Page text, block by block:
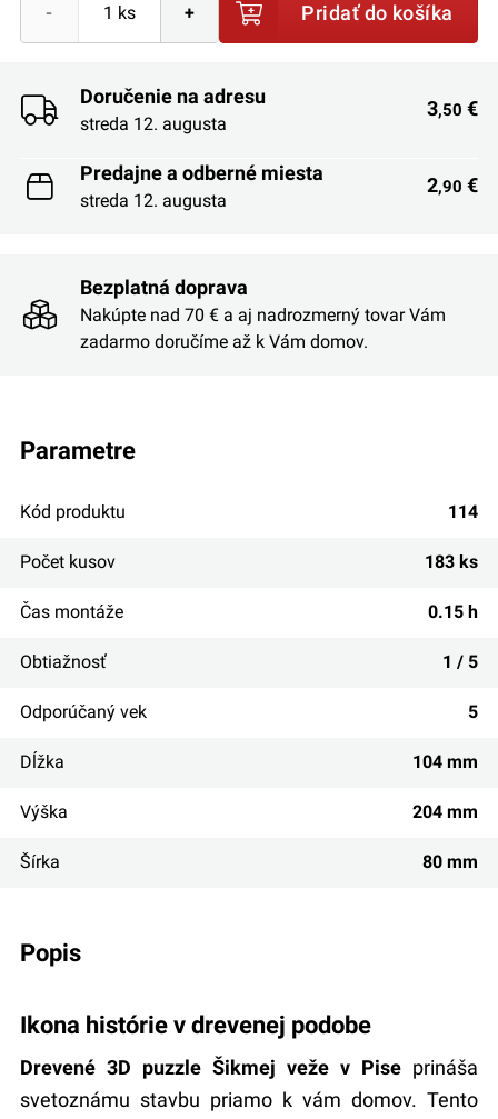
- + Pridať do košíka
Doručenie na adresu
streda 12. augusta
3,50 €
Predajne a odberné miesta
streda 12. augusta
2,90 €
Bezplatná doprava
Nakúpte nad 70 € a aj nadrozmerný tovar Vám
zadarmo doručíme až k Vám domov.
popis
Ikona histórie v drevenej podobe
Drevené 3D puzzle Šikmej veže v Pise prináša
svetoznámu stavbu priamo k vám domov. Tento
parametre
Kód produktu 114
Počet kusov 183 ks
Čas montáže 0.15 h
Obtiažnosť 1 / 5
Odporúčaný vek 5
Dĺžka 104 mm
Výška 204 mm
Šírka 80 mm